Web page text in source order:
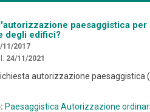
paesaggistica
degli edifici?
11/2017
24/11/2021
autorizzazione paesaggistica
Paesaggistica Autorizzazione